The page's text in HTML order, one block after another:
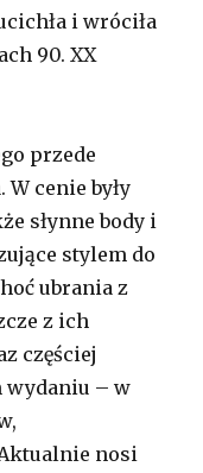
i wróciła
90. XX
przede
cenie były
słynne body i
stylem do
ubrania z
z ich
częściej
wydaniu – w
nosi